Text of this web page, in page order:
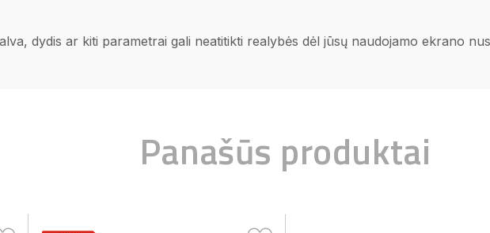
dydis ar kiti parametrai gali neatitikti realybės dėl jūsų naudojamo ekrano
Panašūs produktai